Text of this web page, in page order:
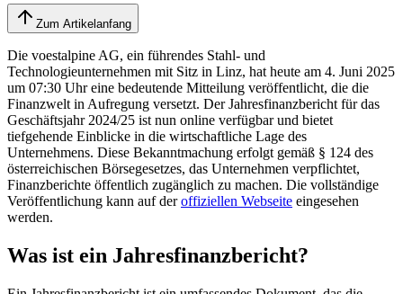
Zum Artikelanfang
Die voestalpine AG, ein führendes Stahl- und
Technologieunternehmen mit Sitz in Linz, hat heute am 4. Juni 2025
um 07:30 Uhr eine bedeutende Mitteilung veröffentlicht, die die
Finanzwelt in Aufregung versetzt. Der Jahresfinanzbericht für das
Geschäftsjahr 2024/25 ist nun online verfügbar und bietet
tiefgehende Einblicke in die wirtschaftliche Lage des
Unternehmens. Diese Bekanntmachung erfolgt gemäß § 124 des
österreichischen Börsegesetzes, das Unternehmen verpflichtet,
Finanzberichte öffentlich zugänglich zu machen. Die vollständige
Veröffentlichung kann auf deroffiziellen Webseite eingesehen
werden.
Was ist ein Jahresfinanzbericht?